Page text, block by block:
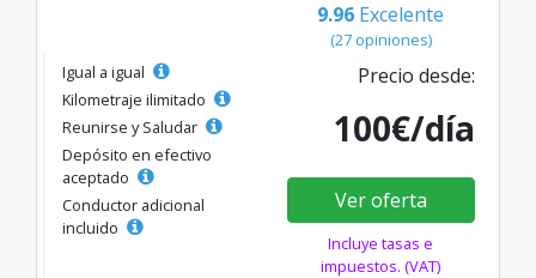
9.96 Excelente
(27 opiniones)
Igual a igual
Kilometraje ilimitado
Reunirse y Saludar
Depósito en efectivo
aceptado
Conductor adicional
incluido
Precio desde:
100€/día
Ver oferta
Incluye tasas e
impuestos. (VAT)